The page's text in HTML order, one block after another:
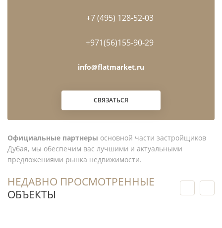
Dubai Creek Harbour?Как мы подбираем объекты
+7 (495) 128-52-03
+971(56)155-90-29
info@flatmarket.ru
СВЯЗАТЬСЯ
Официальные партнеры основной части застройщиков
Дубая, мы обеспечим вас лучшими и актуальными
предложениями рынка недвижимости.
НЕДАВНО ПРОСМОТРЕННЫЕ
ОБЪЕКТЫ